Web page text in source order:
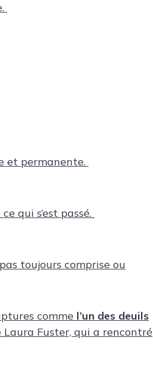
et permanente.
qui s’est passé.
toujours comprise ou
comme l’un des deuils
Laura Fuster, qui a rencontré